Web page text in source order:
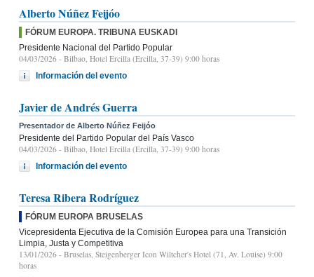
Alberto Núñez Feijóo
FÓRUM EUROPA. TRIBUNA EUSKADI
Presidente Nacional del Partido Popular
04/03/2026 - Bilbao, Hotel Ercilla (Ercilla, 37-39) 9:00 horas
Información del evento
Javier de Andrés Guerra
Presentador de Alberto Núñez Feijóo
Presidente del Partido Popular del País Vasco
04/03/2026 - Bilbao, Hotel Ercilla (Ercilla, 37-39) 9:00 horas
Información del evento
Teresa Ribera Rodríguez
FÓRUM EUROPA BRUSELAS
Vicepresidenta Ejecutiva de la Comisión Europea para una Transición
Limpia, Justa y Competitiva
13/01/2026 - Bruselas, Steigenberger Icon Wiltcher's Hotel (71, Av. Louise) 9:00
horas